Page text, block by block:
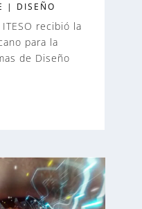
| DISEÑO
recibió la
para la
de Diseño